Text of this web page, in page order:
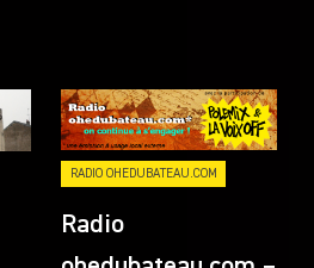
RADIO OHEDUBATEAU.COM
Radio